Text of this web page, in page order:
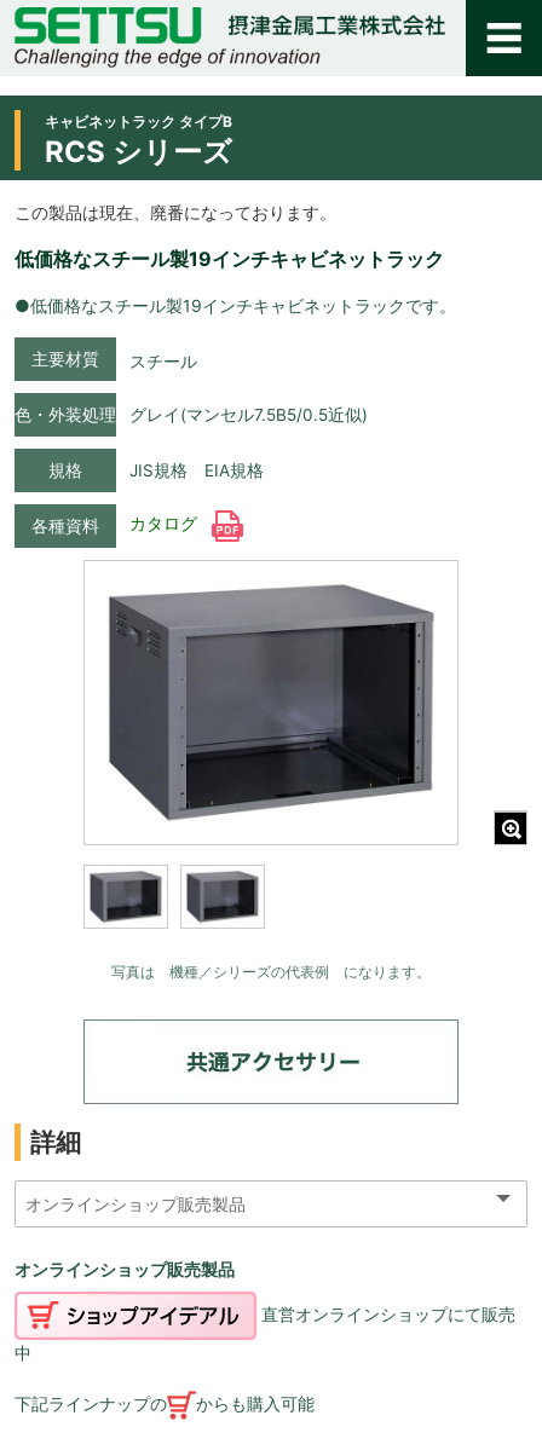
キャビネットラック タイプB
RCS シリーズ
この製品は現在、廃番になっております。
低価格なスチール製19インチキャビネットラック
●低価格なスチール製19インチキャビネットラックです。
主要材質 スチール
色・外装処理 グレイ(マンセル7.5B5/0.5近似)
規格 JIS規格 EIA規格
各種資料 カタログ
写真は 機種／シリーズの代表例 になります。
詳細
オンラインショップ販売製品
直営オンラインショップにて販売
中
下記ラインナップの からも購入可能